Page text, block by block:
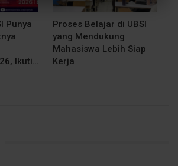
Punya
Ikuti…
Proses Belajar di UBSI
yang Mendukung
Mahasiswa Lebih Siap
Kerja